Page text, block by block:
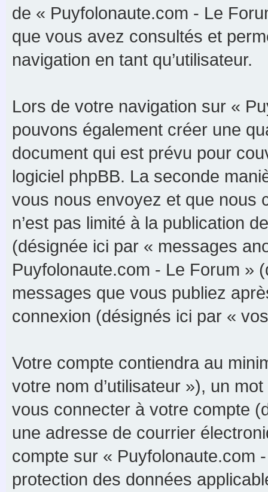
de « Puyfolonaute.com - Le
que vous avez consultés et
navigation en tant qu’utilisateur.
Lors de votre navigation sur «
pouvons également créer une
document qui est prévu pour
logiciel phpBB. La seconde
vous nous envoyez et que nous
n’est pas limité à la publication
(désignée ici par « messages
Puyfolonaute.com - Le Forum »
messages que vous publiez
connexion (désignés ici par «
Votre compte contiendra au
votre nom d’utilisateur »), un
vous connecter à votre compte
une adresse de courrier
compte sur « Puyfolonaute.com
protection des données